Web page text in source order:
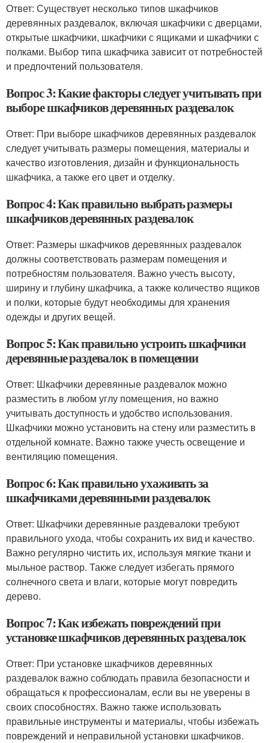
Ответ: Существует несколько типов шкафчиков
деревянных раздевалок, включая шкафчики с дверцами,
открытые шкафчики, шкафчики с ящиками и шкафчики с
полками. Выбор типа шкафчика зависит от потребностей
и предпочтений пользователя.
Вопрос 3: Какие факторы следует учитывать при
выборе шкафчиков деревянных раздевалок
Ответ: При выборе шкафчиков деревянных раздевалок
следует учитывать размеры помещения, материалы и
качество изготовления, дизайн и функциональность
шкафчика, а также его цвет и отделку.
Вопрос 4: Как правильно выбрать размеры
шкафчиков деревянных раздевалок
Ответ: Размеры шкафчиков деревянных раздевалок
должны соответствовать размерам помещения и
потребностям пользователя. Важно учесть высоту,
ширину и глубину шкафчика, а также количество ящиков
и полки, которые будут необходимы для хранения
одежды и других вещей.
Вопрос 5: Как правильно устроить шкафчики
деревянные раздевалок в помещении
Ответ: Шкафчики деревянные раздевалок можно
разместить в любом углу помещения, но важно
учитывать доступность и удобство использования.
Шкафчики можно установить на стену или разместить в
отдельной комнате. Важно также учесть освещение и
вентиляцию помещения.
Вопрос 6: Как правильно ухаживать за
шкафчиками деревянными раздевалок
Ответ: Шкафчики деревянные раздевалоки требуют
правильного ухода, чтобы сохранить их вид и качество.
Важно регулярно чистить их, используя мягкие ткани и
мыльное раствор. Также следует избегать прямого
солнечного света и влаги, которые могут повредить
дерево.
Вопрос 7: Как избежать повреждений при
установке шкафчиков деревянных раздевалок
Ответ: При установке шкафчиков деревянных
раздевалок важно соблюдать правила безопасности и
обращаться к профессионалам, если вы не уверены в
своих способностях. Важно также использовать
правильные инструменты и материалы, чтобы избежать
повреждений и неправильной установки шкафчиков.